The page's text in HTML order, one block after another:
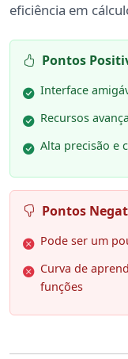
eficiência em
Pontos
Interface
Recursos
Alta precisão e
Pontos
Pode ser um
Curva de
funções